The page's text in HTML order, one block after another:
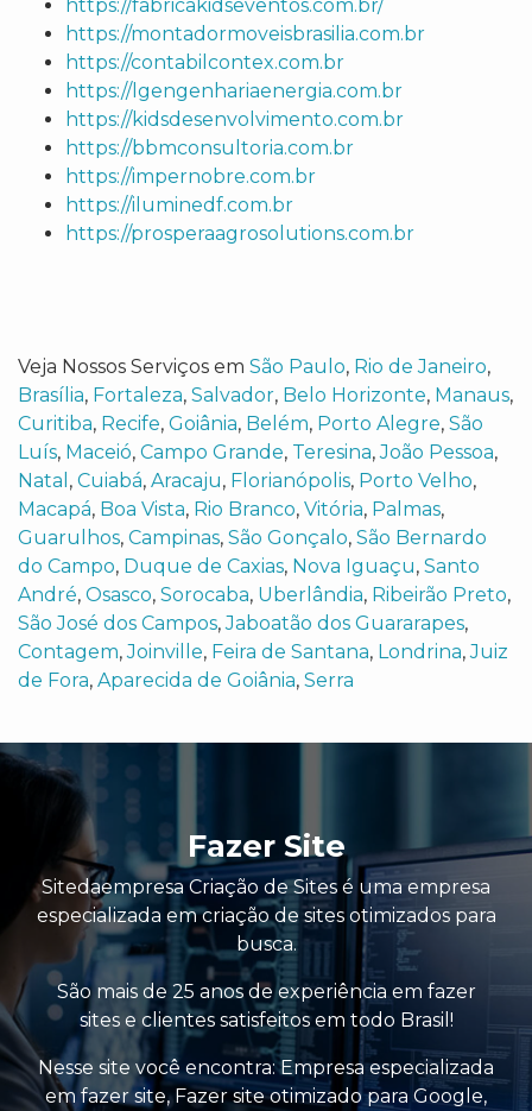
https://fabricakidseventos.com.br/
https://montadormoveisbrasilia.com.br
https://contabilcontex.com.br
https://lgengenhariaenergia.com.br
https://kidsdesenvolvimento.com.br
https://bbmconsultoria.com.br
https://impernobre.com.br
https://iluminedf.com.br
https://prosperaagrosolutions.com.br
Veja Nossos Serviços em São Paulo, Rio de Janeiro,
Brasília, Fortaleza, Salvador, Belo Horizonte, Manaus,
Curitiba, Recife, Goiânia, Belém, Porto Alegre, São
Luís, Maceió, Campo Grande, Teresina,João Pessoa,
Natal , Cuiabá, Aracaju, Florianópolis, Porto Velho,
Macapá, Boa Vista, Rio Branco, Vitória, Palmas,
Guarulhos, Campinas, São Gonçalo, São Bernardo
do Campo, Duque de Caxias, Nova Iguaçu, Santo
André, Osasco, Sorocaba, Uberlândia, Ribeirão Preto,
São José dos Campos,Jaboatão dos Guararapes,
Contagem,Joinville, Feira de Santana, Londrina,Juiz
de Fora, Aparecida de Goiânia, Serra
Fazer Site
Sitedaempresa Criação de Sites é uma empresa
especializada em criação de sites otimizados para
busca.
São mais de 25 anos de experiência em fazer
sites e clientes satisfeitos em todo Brasil!
Nesse site você encontra:Empresa especializada
em fazer site,Fazer site otimizado para Google,